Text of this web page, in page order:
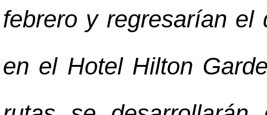
febrero y regresarían el
en el Hotel Hilton